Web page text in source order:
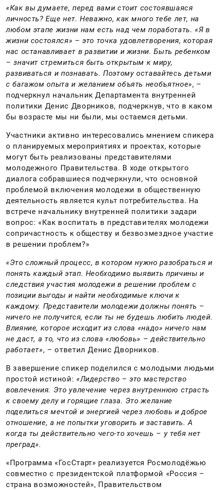
«Как вы думаете, перед вами стоит состоявшаяся
личность? Еще нет. Неважно, как много тебе лет, на
любом этапе жизни нам есть над чем поработать. «Я в
жизни состоялся» – это точка удовлетворения, которая
нас останавливает в развитии и жизни. Быть ребенком
– значит стремиться быть открытым к миру,
развиваться и познавать. Поэтому оставайтесь детьми
с багажом опыта и желанием объять необъятное», –
подчеркнул начальник Департамента внутренней
политики Денис Дворников, подчеркнув, что в каком
бы возрасте мы ни были, мы остаемся детьми.
Участники активно интересовались мнением спикера
о планируемых мероприятиях и проектах, которые
могут быть реализованы представителями
молодежного Правительства. В ходе открытого
диалога собравшиеся подчеркнули, что основной
проблемой включения молодежи в общественную
деятельность является культ потребительства. На
встрече начальнику внутренней политики задари
вопрос: «Как воспитать в представителях молодежи
сопричастность к обществу и безвозмездное участие
в решении проблем?»
«Это сложный процесс, в котором нужно разобраться и
понять каждый этап. Необходимо выявить причины и
следствия участия молодежи в решении проблем с
позиции выгоды и найти необходимые ключи к
каждому. Представители молодежи должны понять –
ничего не получится, если ты не будешь любить людей.
Влияние, которое исходит из слова «надо» ничего нам
не даст, а то, что из слова «любовь» – действительно
работает», – ответил Денис Дворников.
В завершение спикер поделился с молодыми людьми
простой истиной: «Лидерство – это мастерство
вовлечения. Это увлечение через внутреннюю страсть
к своему делу и горящие глаза. Это желание
поделиться мечтой и энергией через любовь и доброе
отношение, а не попытки уговорить и заставить. А
когда ты действительно чего-то хочешь – у тебя нет
преград».
«Программа «ГосСтарт» реализуется Росмолодёжью
совместно с президентской платформой «Россия –
страна возможностей», Правительством